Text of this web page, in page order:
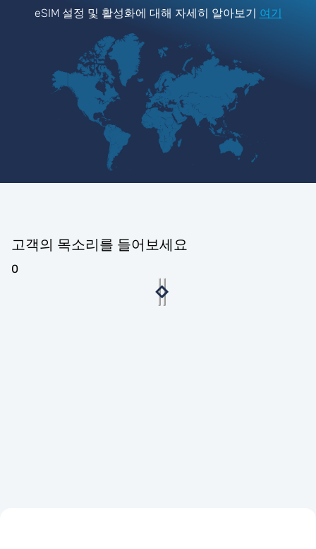
eSIM 설정 및 활성화에 대해 자세히 알아보기 여기
고객의 목소리를 들어보세요
0